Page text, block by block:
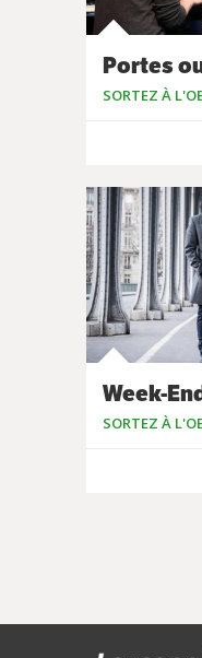
Portes
SORTEZ À
Week-
SORTEZ À